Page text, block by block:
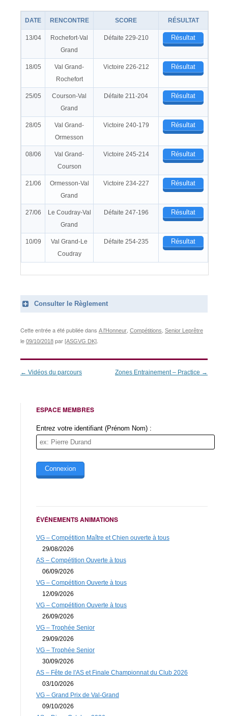
DATE RENCONTRE SCORE RÉSULTAT
13/04
Rochefort-Val
Grand
Défaite 229-210 Résultat
18/05
Val Grand-
Rochefort
Victoire 226-212 Résultat
25/05
Courson-Val
Grand
Défaite 211-204 Résultat
28/05
Val Grand-
Ormesson
Victoire 240-179 Résultat
08/06
Val Grand-
Courson
Victoire 245-214 Résultat
21/06
Ormesson-Val
Grand
Victoire 234-227 Résultat
27/06
Le Coudray-Val
Grand
Défaite 247-196 Résultat
10/09
Val Grand-Le
Coudray
Défaite 254-235 Résultat
Consulter le Règlement
Cette entrée a été publiée dans A l'Honneur Compétitions Senior Leprêtre
le 09/10/2018 par [ASGVG DK]
Navigation
← Vidéos du parcours Zones Entrainement – Practice →
ESPACE MEMBRES
Entrez votre identifiant (Prénom Nom) :
ÉVÉNEMENTS ANIMATIONS
VG – Compétition Maître et Chien ouverte à tous
29/08/2026
AS – Compétition Ouverte à tous
06/09/2026
VG – Compétition Ouverte à tous
12/09/2026
VG – Compétition Ouverte à tous
26/09/2026
VG – Trophée Senior
29/09/2026
VG – Trophée Senior
30/09/2026
AS – Fête de l'AS et Finale Championnat du Club 2026
03/10/2026
VG – Grand Prix de Val-Grand
09/10/2026